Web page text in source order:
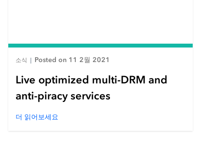
소식 Posted on 11 2월 2021
Live optimized multi-DRM and
anti-piracy services
더 읽어보세요